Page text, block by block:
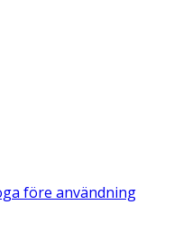
före användning